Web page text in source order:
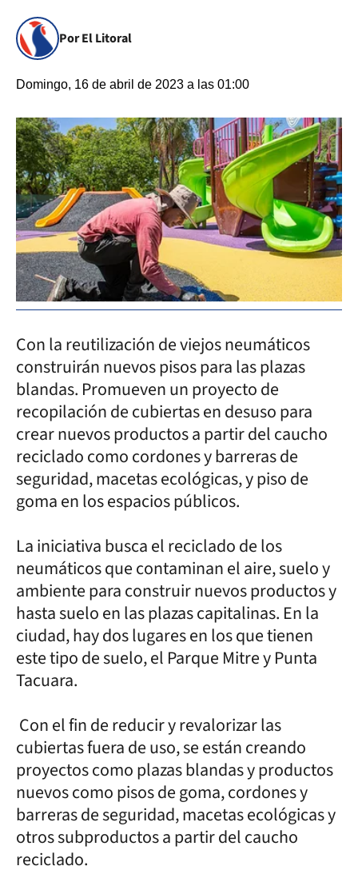
Por El Litoral
Domingo, 16 de abril de 2023 a las 01:00
Con la reutilización de viejos neumáticos
construirán nuevos pisos para las plazas
blandas. Promueven un proyecto de
recopilación de cubiertas en desuso para
crear nuevos productos a partir del caucho
reciclado como cordones y barreras de
seguridad, macetas ecológicas, y piso de
goma en los espacios públicos.
La iniciativa busca el reciclado de los
neumáticos que contaminan el aire, suelo y
ambiente para construir nuevos productos y
hasta suelo en las plazas capitalinas. En la
ciudad, hay dos lugares en los que tienen
este tipo de suelo, el Parque Mitre y Punta
Tacuara.
Con el fin de reducir y revalorizar las
cubiertas fuera de uso, se están creando
proyectos como plazas blandas y productos
nuevos como pisos de goma, cordones y
barreras de seguridad, macetas ecológicas y
otros subproductos a partir del caucho
reciclado.